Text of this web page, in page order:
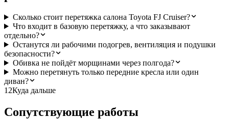
Сколько стоит перетяжка салона Toyota FJ Cruiser?
Что входит в базовую перетяжку, а что заказывают
отдельно?
Останутся ли рабочими подогрев, вентиляция и подушки
безопасности?
Обивка не пойдёт морщинами через полгода?
Можно перетянуть только передние кресла или один
диван?
12Куда дальше
Сопутствующие работы